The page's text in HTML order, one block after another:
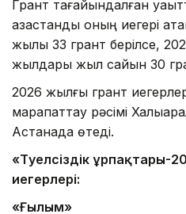
Грант тағайындалған
қазақстандық оның иегері
жылы 33 грант берілсе,
жылдары жыл сайын 30
2026 жылғы грант
марапаттау рәсімі
Астанада өтеді.
«Тәуелсіздік ұрпақтары-
иегерлері:
«Ғылым»